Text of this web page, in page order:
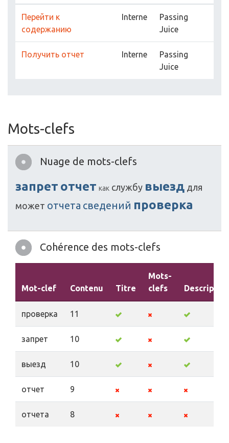
Перейти к
содержанию
Interne
Passing
Juice
Получить отчет Interne
Passing
Juice
Mots-clefs
Nuage de mots-clefs
запрет отчет как службу выезд для
может отчета сведений проверка
Cohérence des mots-clefs
Mot-clef Contenu Titre
Mots-
clefs
проверка 11
запрет 10
выезд 10
отчет 9
отчета 8